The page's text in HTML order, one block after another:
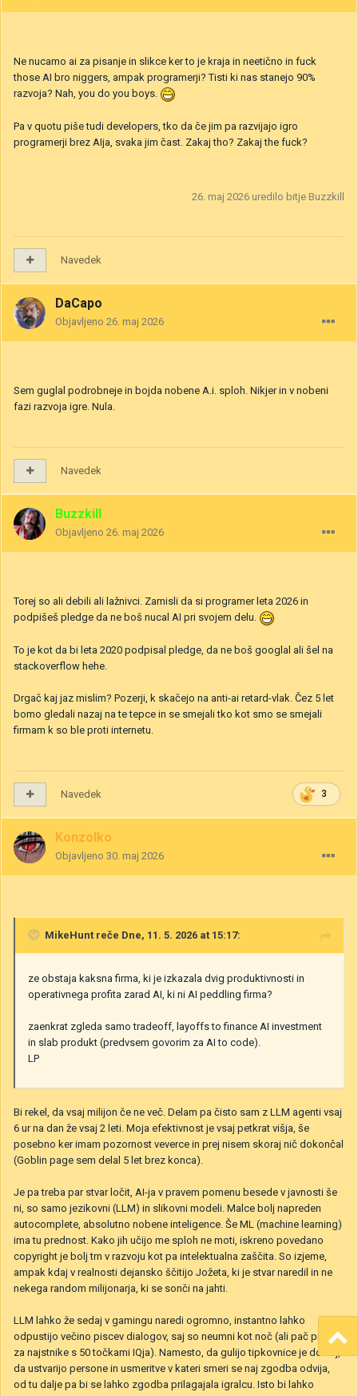
Ne nucamo ai za pisanje in slikce ker to je kraja in neetično in fuck
those AI bro niggers, ampak programerji? Tisti ki nas stanejo 90%
razvoja? Nah, you do you boys.
Pa v quotu piše tudi developers, tko da če jim pa razvijajo igro
programerji brez AIja, svaka jim čast. Zakaj tho? Zakaj the fuck?
26. maj 2026 uredilo bitje Buzzkill
Navedek
DaCapo
Objavljeno 26. maj 2026
Sem guglal podrobneje in bojda nobene A.i. sploh. Nikjer in v nobeni
fazi razvoja igre. Nula.
Navedek
Buzzkill
Objavljeno 26. maj 2026
Torej so ali debili ali lažnivci. Zamisli da si programer leta 2026 in
podpišeš pledge da ne boš nucal AI pri svojem delu.
To je kot da bi leta 2020 podpisal pledge, da ne boš googlal ali šel na
stackoverflow hehe.
Drgač kaj jaz mislim? Pozerji, k skačejo na anti-ai retard-vlak. Čez 5 let
bomo gledali nazaj na te tepce in se smejali tko kot smo se smejali
firmam k so ble proti internetu.
3
Navedek
Konzolko
Objavljeno 30. maj 2026
MikeHunt reče Dne, 11. 5. 2026 at 15:17:
ze obstaja kaksna firma, ki je izkazala dvig produktivnosti in
operativnega profita zarad AI, ki ni AI peddling firma?
zaenkrat zgleda samo tradeoff, layoffs to finance AI investment
in slab produkt (predvsem govorim za AI to code).
LP
Bi rekel, da vsaj milijon če ne več. Delam pa čisto sam z LLM agenti vsaj
6 ur na dan že vsaj 2 leti. Moja efektivnost je vsaj petkrat višja, še
posebno ker imam pozornost veverce in prej nisem skoraj nič dokončal
(Goblin page sem delal 5 let brez konca).
Je pa treba par stvar ločit, AI-ja v pravem pomenu besede v javnosti še
ni, so samo jezikovni (LLM) in slikovni modeli. Malce bolj napreden
autocomplete, absolutno nobene inteligence. Še ML (machine learning)
ima tu prednost. Kako jih učijo me sploh ne moti, iskreno povedano
copyright je bolj trn v razvoju kot pa intelektualna zaščita. So izjeme,
ampak kdaj v realnosti dejansko ščitijo Jožeta, ki je stvar naredil in ne
nekega random milijonarja, ki se sonči na jahti.
LLM lahko že sedaj v gamingu naredi ogromno, instantno lahko
odpustijo večino piscev dialogov, saj so neumni kot noč (ali pač pisani
za najstnike s 50 točkami IQja). Namesto, da gulijo tipkovnice je dovolj,
da ustvarijo persone in usmeritve v kateri smeri se naj zgodba odvija,
od tu dalje pa bi se lahko zgodba prilagajala igralcu. Isto bi lahko